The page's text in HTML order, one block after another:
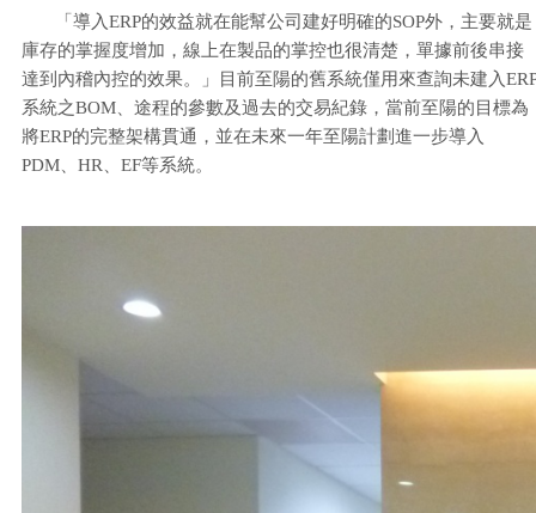
「導入ERP的效益就在能幫公司建好明確的SOP外，主要就是
庫存的掌握度增加，線上在製品的掌控也很清楚，單據前後串接
達到內稽內控的效果。」目前至陽的舊系統僅用來查詢未建入
系統之BOM、途程的參數及過去的交易紀錄，當前至陽的目標為
將ERP的完整架構貫通，並在未來一年至陽計劃進一步導入
PDM、HR、EF等系統。